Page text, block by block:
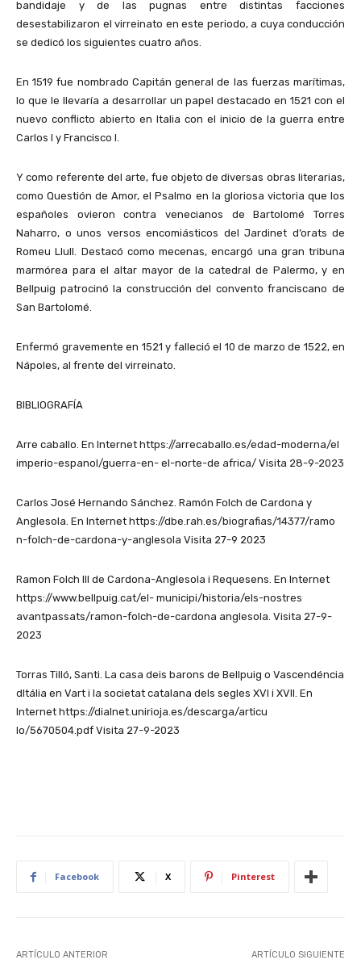
bandidaje y de las pugnas entre distintas facciones
desestabilizaron el virreinato en este periodo, a cuya conducción
se dedicó los siguientes cuatro años.
En 1519 fue nombrado Capitán general de las fuerzas marítimas,
lo que le llevaría a desarrollar un papel destacado en 1521 con el
nuevo conflicto abierto en Italia con el inicio de la guerra entre
Carlos I y Francisco I.
Y como referente del arte, fue objeto de diversas obras literarias,
como Questión de Amor, el Psalmo en la gloriosa victoria que los
españoles ovieron contra venecianos de Bartolomé Torres
Naharro, o unos versos encomiásticos del Jardinet d’orats de
Romeu Llull. Destacó como mecenas, encargó una gran tribuna
marmórea para el altar mayor de la catedral de Palermo, y en
Bellpuig patrocinó la construcción del convento franciscano de
San Bartolomé.
Enfermó gravemente en 1521 y falleció el 10 de marzo de 1522, en
Nápoles, al frente del virreinato.
BIBLIOGRAFÍA
Arre caballo. En Internet https://arrecaballo.es/edad-moderna/el
imperio-espanol/guerra-en- el-norte-de africa/ Visita 28-9-2023
Carlos José Hernando Sánchez. Ramón Folch de Cardona y
Anglesola. En Internet https://dbe.rah.es/biografias/14377/ramo
n-folch-de-cardona-y-anglesola Visita 27-9 2023
Ramon Folch III de Cardona-Anglesola i Requesens. En Internet
https://www.bellpuig.cat/el- municipi/historia/els-nostres
avantpassats/ramon-folch-de-cardona anglesola. Visita 27-9-
2023
Torras Tilló, Santi. La casa deis barons de Bellpuig o Vascendéncia
dltália en Vart i la societat catalana dels segles XVI i XVII. En
Internet https://dialnet.unirioja.es/descarga/articu
lo/5670504.pdf Visita 27-9-2023
Facebook X Pinterest
ARTÍCULO ANTERIOR ARTÍCULO SIGUIENTE